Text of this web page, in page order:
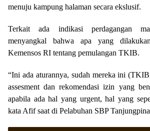
menuju kampung halaman secara ekslusif.
Terkait ada indikasi perdagangan
menyangkal bahwa apa yang
Kemensos RI tentang pemulangan TKIB.
“Ini ada aturannya, sudah mereka ini
assesment dan rekomendasi izin yang
apabila ada hal yang urgent, hal yang
kata Afif saat di Pelabuhan SBP